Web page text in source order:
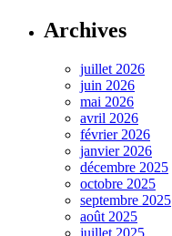
Archives
juillet 2026
juin 2026
mai 2026
avril 2026
février 2026
janvier 2026
décembre 2025
octobre 2025
septembre 2025
août 2025
juillet 2025